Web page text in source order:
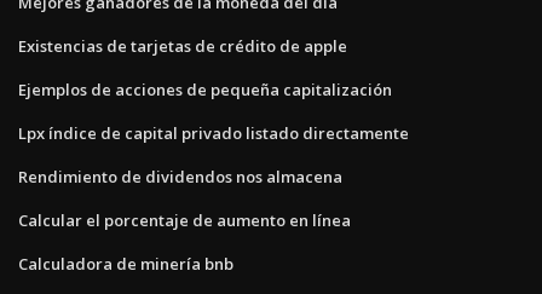
Existencias de tarjetas de crédito de apple
Ejemplos de acciones de pequeña capitalización
Lpx índice de capital privado listado directamente
Rendimiento de dividendos nos almacena
Calcular el porcentaje de aumento en línea
Calculadora de minería bnb